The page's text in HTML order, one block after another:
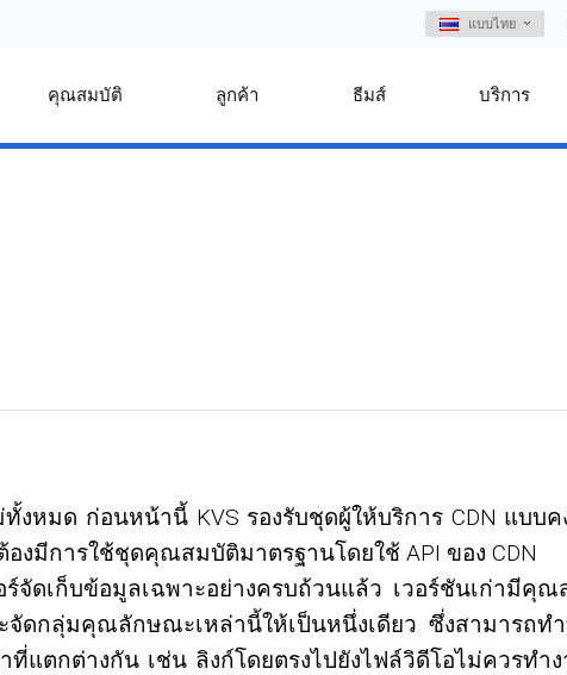
แบบไทย
คุณสมบัติ ลูกค้า ธีมส์ บริการ
งหมด ก่อนหน้านี้ KVS รองรับชุดผู้ให้บริการ CDN แบบ
งมีการใช้ชุดคุณสมบัติมาตรฐานโดยใช้ API ของ CDN
ร์จัดเก็บข้อมูลเฉพาะอย่างครบถ้วนแล้ว เวอร์ชันเก่ามี
ดกลุ่มคุณลักษณะเหล่านี้ให้เป็นหนึ่งเดียว ซึ่งสามารถท
แตกต่างกัน เช่น ลิงก์โดยตรงไปยังไฟล์วิดีโอไม่ควรทำ